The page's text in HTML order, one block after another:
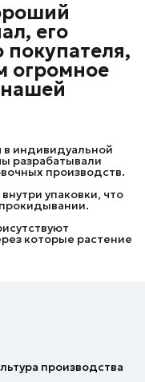
его
огромное
индивидуальной
разрабатывали
производств.
упаковки, что
которые растение
производства